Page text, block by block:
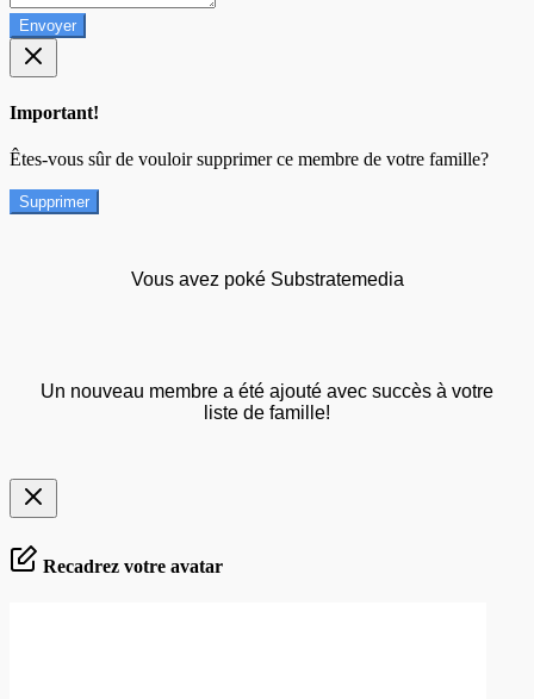
Envoyer
Important!
Êtes-vous sûr de vouloir supprimer ce membre de votre famille?
Supprimer
Vous avez poké Substratemedia
Un nouveau membre a été ajouté avec succès à votre
liste de famille!
Recadrez votre avatar